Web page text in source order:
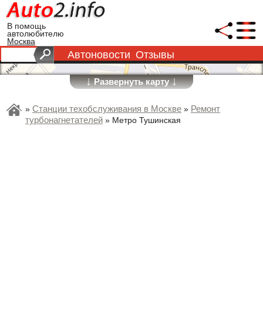
В помощь
автолюбителю
Москва
Автоновости Отзывы
↓Развернуть карту↓
» Станции техобслуживания в Москве » Ремонт
турбонагнетателей » Метро Тушинская